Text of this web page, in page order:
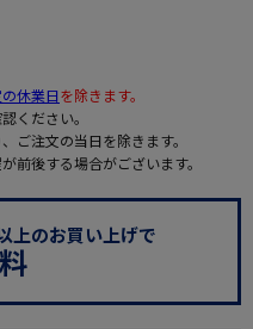
休業日を除きます。
ください。
ご注文の当日を除きます。
前後する場合がございます。
上のお買い上げで